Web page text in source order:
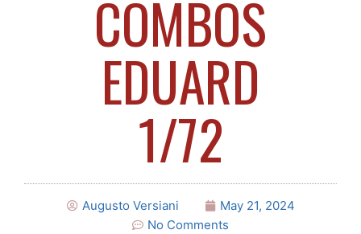
COMBOS
EDUARD
1/72
Augusto Versiani
May 21, 2024
No Comments